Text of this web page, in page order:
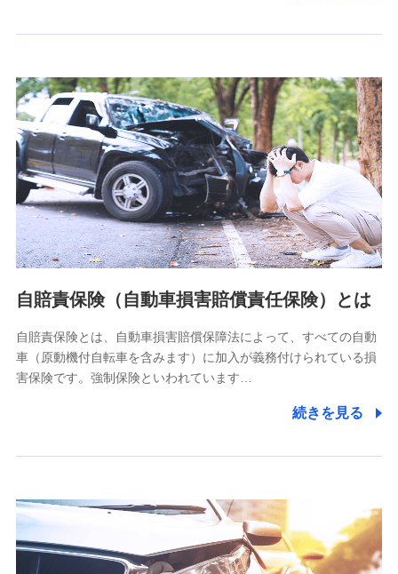
をお送りするため
分析するため
当社の対応品質向上やお問い合わせ内容の正確な把握のため
個人情報保護管理者の職名、連絡先
株式会社ドコモ・インシュアランス 営業部長
〒103-0013 東京都中央区日本橋人形町2-14-10 アーバン
ネット日本橋ビル 3F
株式会社ドコモ・インシュアランス
個人情報の第三者提供について
除き、第三者に提供いたしません。
業務の委託
当社は利用目的の達成に必要な範囲内において個人情報の取
【共同して利用される利用データの項目】
当社又は株式会社NTTドコモがサービス提供等を通じて取得
した、以下の情報などの個人データ
自賠責保険（自動車損害賠償責任保険）とは
自賠責保険とは、自動車損害賠償保障法によって、すべての自動
車（原動機付自転車を含みます）に加入が義務付けられている損
害保険です。強制保険といわれています…
続きを見る